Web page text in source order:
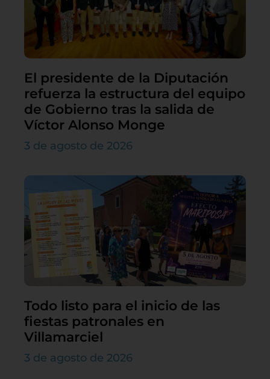
El presidente de la Diputación
refuerza la estructura del equipo
de Gobierno tras la salida de
Víctor Alonso Monge
3 de agosto de 2026
Todo listo para el inicio de las
fiestas patronales en
Villamarciel
3 de agosto de 2026